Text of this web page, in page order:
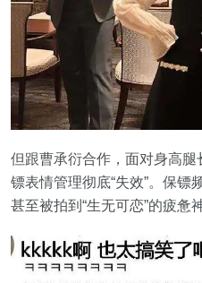
但跟曹承衍合作，面对身高
镖表情管理彻底“失效”。保镖
甚至被拍到“生无可恋”的疲惫